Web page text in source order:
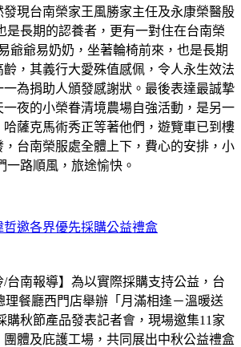
現台南榮家王風勝家主任及永康榮醫殷
是長期的認養者，更有一對住在台南榮
爺爺易奶奶，坐著輪椅前來，也是長期
，其義行大愛殊值感佩，令人永生效法
為捐助人頒發感謝狀。最後表達最誠摯
夜的小榮眷清境農場自強活動，是另一
薩克馬術秀正等著他們，遊覽車已到樓
台南榮服處全體上下，費心的安排，小
一路順風，旅途愉快。
邀各界優先採購公益禮盒
/台南報導】為以實際採購支持公益，台
理餐廳西門店舉辦「月滿相逢－溫暖送
購秋節產品發表記者會，現場邀集11家
體及庇護工場，共同展出中秋公益禮盒